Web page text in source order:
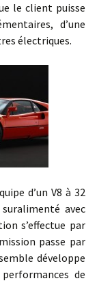
le client puisse
d’une
électriques.
d’un V8 à 32
avec
s’effectue par
passe par
développe
de